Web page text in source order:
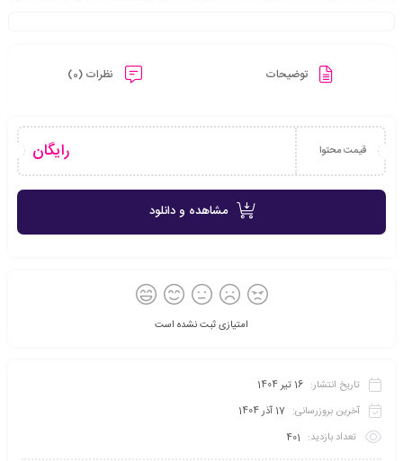
توضیحات نظرات (0)
قیمت محتوا رایگان
مشاهده و دانلود
امتیازی ثبت نشده است
تاریخ انتشار: 16 تیر 1404
آخرین بروزرسانی: 17 آذر 1404
تعداد بازدید: 401